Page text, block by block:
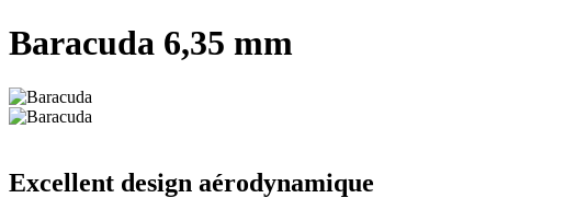
Baracuda 6,35 mm
Excellent design aérodynamique